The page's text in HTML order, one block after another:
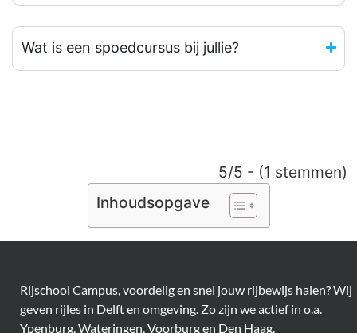
Wat is een spoedcursus bij jullie?
5/5 - (1 stemmen)
Inhoudsopgave
Rijschool Campus, voordelig en snel jouw rijbewijs halen? Wij
geven rijles in Delft en omgeving. Zo zijn we actief in o.a.
Ypenburg, Wateringen, Voorburg en Den Haag.